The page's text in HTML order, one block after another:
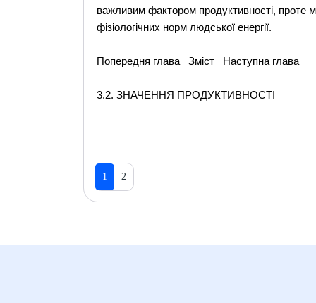
важливим фактором продуктивності, проте
фізіологічних норм людської енергії.
Попередня глава Зміст Наступна глава
3.2. ЗНАЧЕННЯ ПРОДУКТИВНОСТІ
1 2